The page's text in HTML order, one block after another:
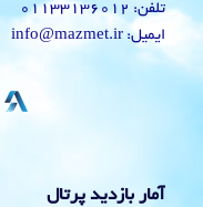
تلفن: 01133136012
ایمیل: info@mazmet.ir
آمار بازدید پرتال